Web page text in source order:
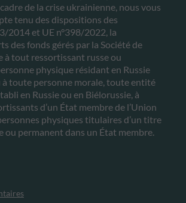
de la crise ukrainienne, nous vous
tenu des dispositions des
2014 et UE n°398/2022, la
des fonds gérés par la Société de
à tout ressortissant russe ou
physique résidant en Russie
à toute personne morale, toute entité
en Russie ou en Biélorussie, à
d’un État membre de l’Union
physiques titulaires d’un titre
ou permanent dans un État membre.